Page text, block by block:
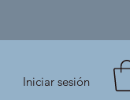
Iniciar sesión